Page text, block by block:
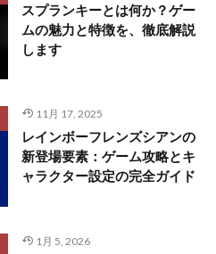
スプランキーとは何か？ゲー
ムの魅力と特徴を、徹底解説
します
11月 17, 2025
レインボーフレンズシアンの
新登場要素：ゲーム攻略とキ
ャラクター設定の完全ガイド
1月 5, 2026